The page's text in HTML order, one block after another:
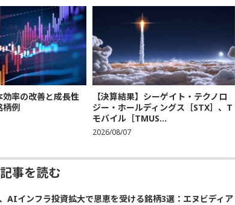
効率の改善と成長性
柄例
【決算結果】シーゲイト・テクノロ
ジー・ホールディングス［STX］、T
モバイル［TMUS...
2026/08/07
事を読む
AIインフラ投資拡大で恩恵を受ける銘柄3選：エヌビディア